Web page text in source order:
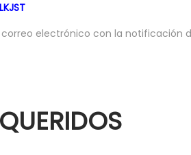
electrónico con la notificación